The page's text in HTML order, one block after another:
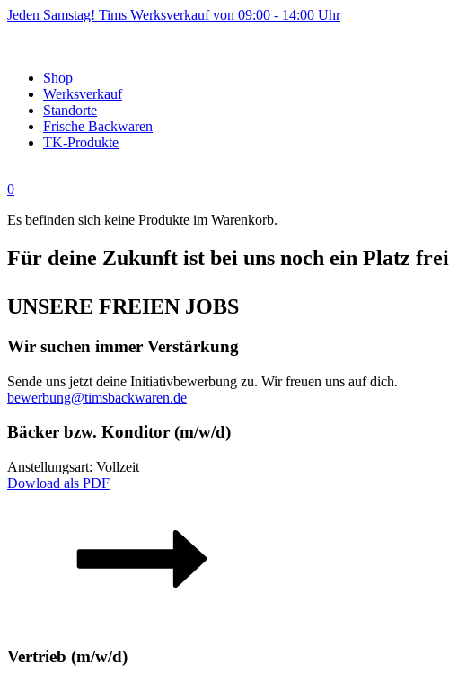
Jeden Samstag! Tims Werksverkauf von 09:00 - 14:00 Uhr
Shop
Werksverkauf
Standorte
Frische Backwaren
TK-Produkte
0
Es befinden sich keine Produkte im Warenkorb.
Für deine Zukunft ist bei uns noch ein Platz frei
UNSERE FREIEN JOBS
Wir suchen immer Verstärkung
Sende uns jetzt deine Initiativbewerbung zu. Wir freuen uns auf dich.
bewerbung@timsbackwaren.de
Bäcker bzw. Konditor (m/w/d)
Anstellungsart: Vollzeit
Dowload als PDF
Vertrieb (m/w/d)